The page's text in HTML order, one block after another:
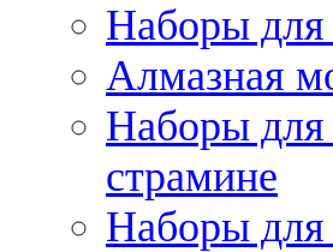
Наборы
Алмазная
Наборы для
страмине
Наборы для